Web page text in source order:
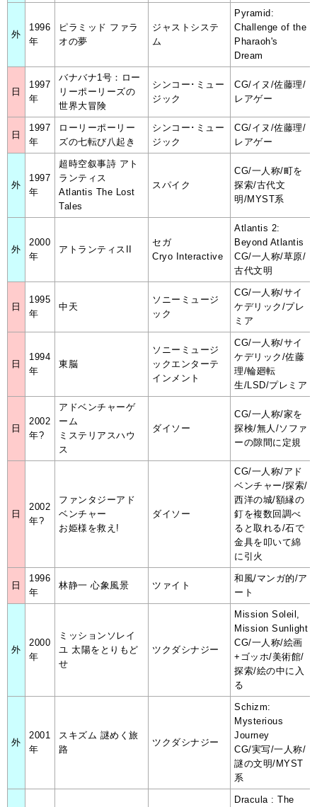
外
1996
年
ピラミッド ファラ
オの夢
ジャストシステ
ム
Pyramid:
Challenge of the
Pharaoh's
Dream
日
1997
年
バナバナ1号：ロー
リーポーリーズの
世界大冒険
シンコー･ミュー
ジック
CG/イヌ/佐藤理/
レアゲー
日
1997
年
ローリーポーリー
ズの七転び八起き
シンコー･ミュー
ジック
CG/イヌ/佐藤理/
レアゲー
外
1997
年
超時空叙事詩 アト
ランティス
Atlantis The Lost
Tales
スパイク
CG/一人称/町を
探索/古代文
明/MYST系
外
2000
年
アトランティスII
セガ
Cryo Interactive
Atlantis 2:
Beyond Atlantis
CG/一人称/草原/
古代文明
日
1995
年
中天
ソニーミュージ
ック
CG/一人称/サイ
ケデリック/プレ
ミア
日
1994
年
東脳
ソニーミュージ
ックエンターテ
インメント
CG/一人称/サイ
ケデリック/佐藤
理/輪廻転
生/LSD/プレミア
日
2002
年?
アドベンチャーゲ
ーム
ミステリアスハウ
ス
ダイソー
CG/一人称/家を
探検/無人/ソファ
ーの隙間に定規
日
2002
年?
ファンタジーアド
ベンチャー
お姫様を救え!
ダイソー
CG/一人称/アド
ベンチャー/探索/
西洋の城/額縁の
釘を複数回調べ
ると取れる/石で
金具を叩いて綿
に引火
日
1996
年
林静一 心象風景 ツァイト
和風/マンガ的/ア
ート
外
2000
年
ミッションソレイ
ユ 太陽をとりもど
せ
ツクダシナジー
Mission Soleil,
Mission Sunlight
CG/一人称/絵画
+ゴッホ/美術館/
探索/絵の中に入
る
外
2001
年
スキズム 謎めく旅
路
ツクダシナジー
Schizm:
Mysterious
Journey
CG/実写/一人称/
謎の文明/MYST
系
Dracula : The